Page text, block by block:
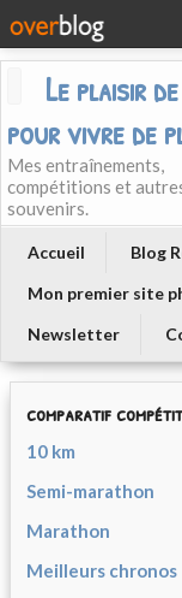
Le plaisir
pour vivre de
Mes entraînements,
compétitions et
souvenirs.
Accueil
Blog
Mon premier site
Newsletter
comparatif
10 km
Semi-marathon
Marathon
Meilleurs chronos